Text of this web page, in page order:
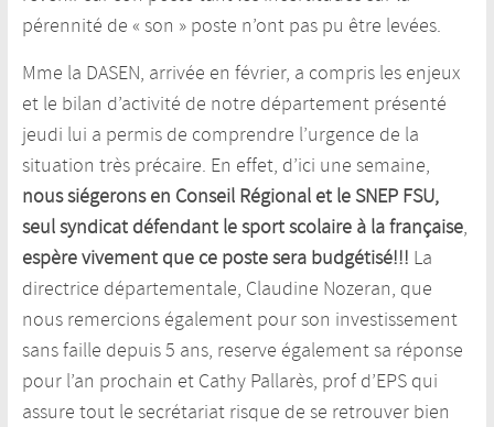
pérennité de « son » poste n’ont pas pu être levées.
Mme la DASEN, arrivée en février, a compris les enjeux
et le bilan d’activité de notre département présenté
jeudi lui a permis de comprendre l’urgence de la
situation très précaire. En effet, d’ici une semaine,
nous siégerons en Conseil Régional et le SNEP FSU,
seul syndicat défendant le sport scolaire à la française,
espère vivement que ce poste sera budgétisé!!! La
directrice départementale, Claudine Nozeran, que
nous remercions également pour son investissement
sans faille depuis 5 ans, reserve également sa réponse
pour l’an prochain et Cathy Pallarès, prof d’EPS qui
assure tout le secrétariat risque de se retrouver bien